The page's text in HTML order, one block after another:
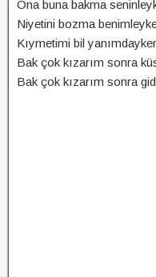
Ona buna bakma
Niyetini bozma
Kıymetimi bil
Bak çok kızarım sonra
Bak çok kızarım sonra